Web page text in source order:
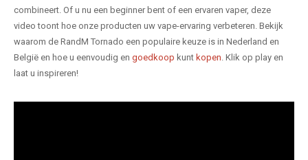
combineert. Of u nu een beginner bent of een ervaren vaper, deze
video toont hoe onze producten uw vape-ervaring verbeteren. Bekijk
waarom de RandM Tornado een populaire keuze is in Nederland en
België en hoe u eenvoudig en goedkoop kunt kopen. Klik op play en
laat u inspireren!